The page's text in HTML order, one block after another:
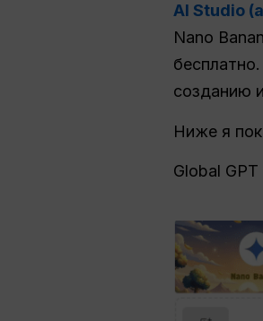
AI Studio
Nano
созданию
Ниже я
Global